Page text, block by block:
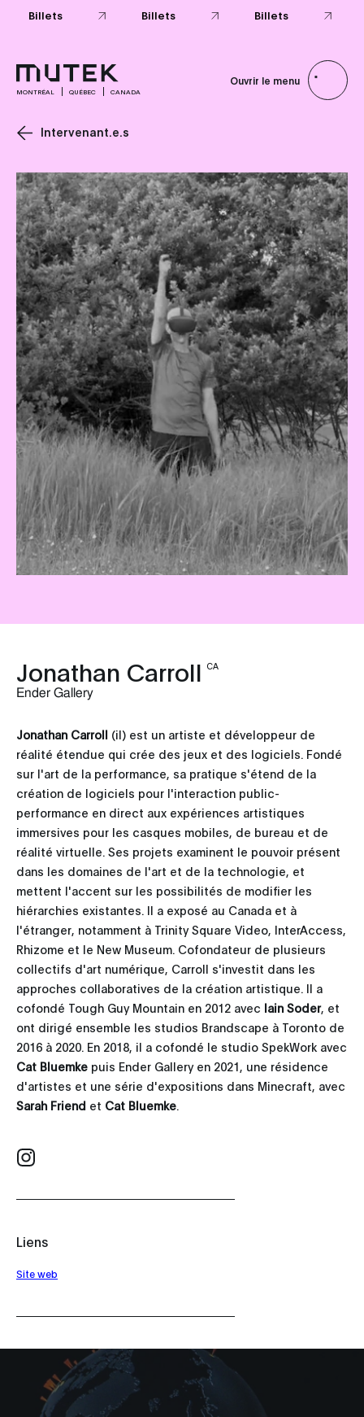
Billets Billets Billets
MONTRÉAL QUÉBEC CANADA
Ouvrir le menu
Intervenant.e.s
Jonathan Carroll CA
Ender Gallery
Jonathan Carroll (il) est un artiste et développeur de
réalité étendue qui crée des jeux et des logiciels. Fondé
sur l'art de la performance, sa pratique s'étend de la
création de logiciels pour l'interaction public-
performance en direct aux expériences artistiques
immersives pour les casques mobiles, de bureau et de
réalité virtuelle. Ses projets examinent le pouvoir présent
dans les domaines de l'art et de la technologie, et
mettent l'accent sur les possibilités de modifier les
hiérarchies existantes. Il a exposé au Canada et à
l'étranger, notamment à Trinity Square Video, InterAccess,
Rhizome et le New Museum. Cofondateur de plusieurs
collectifs d'art numérique, Carroll s'investit dans les
approches collaboratives de la création artistique. Il a
cofondé Tough Guy Mountain en 2012 avec Iain Soder, et
ont dirigé ensemble les studios Brandscape à Toronto de
2016 à 2020. En 2018, il a cofondé le studio SpekWork avec
Cat Bluemke puis Ender Gallery en 2021, une résidence
d'artistes et une série d'expositions dans Minecraft, avec
Sarah Friend et Cat Bluemke.
Liens
Site web